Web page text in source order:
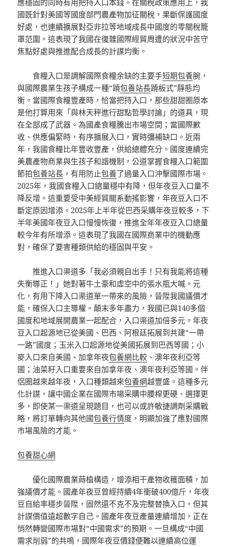
應穩固的同時有用把持入口本錢。在關稅政策應用上，我
國既針對美國等國度部門農產物加征關稅，果斷保護國度
好處，也連續擴展對亞非拉等地域成長中國度的零關稅籠
罩范圍。這表現了我國在復雜國際經貿周遭的狀況中苦守
焦點好處與推進配合成長的計謀均衡。
食糧入口是調解國際食糧余缺的主要手短期包養腕，
與國際農業生孩子構成一種“蹺包養站長蹺板式”靜態均
衡。當國際食糧豐產時，恰當把持入口，那些甜甜圈原本
是他打算用來「與林天秤進行甜點哲學討論」的道具，現
在全部成了武器。為國產食糧騰出市場空間；當國際歉
收、供應偏緊時，有序擴展入口，實時彌補缺口。近兩
年，我國食糧比年豐收豐產，供給總體充分。國度連續完
美農產物商業與生孩子和諧機制，公道掌握食糧入口範圍
節拍包養站長 ，有用防止包養了過量入口沖擊國際市場。
2025年，我國食糧入口總量穩中有降，但年夜豆入口量不
降反增。這重要受中美經貿關系動搖影響，年夜豆入口不
斷定原因增添。2025年上半年從巴西采購年夜豆較多，下
半年美國年夜豆入口慢慢恢復，推進全年年夜豆入口總量
較今年有所增添。這表現了我國在國際商業中的機動應
對，確保了要害種類供給的穩固與平安。
推進入口渠道多「我必須親自出手！只有我能將這種
失衡導正！」她對著牛土豪和虛空中的張水瓶大喊。元
化，有用下降入口渠道單一帶來的風險，晉陞我國議價才
能，確保入口主導權。顛末多年盡力，我國已與140多個
國度和地域展開農業一起配合，入口渠道加倍多元。年夜
豆入口起源地已從美國、巴西、阿根廷拓展到共建“一帶
一路”國度；玉米入口起源地從美國拓展到巴西等國；小
麥入口來自美國、加拿年夜包養網比較 、澳年夜利亞等
國；油菜籽入口重要來自加拿年夜、澳年夜利亞等國。伴
侶圈越來越年夜，入口種類越來包養網越豐盛。這種多元
化計謀，讓中國企業在國際市場采購中腰桿更硬、選擇更
多，即使某一渠道呈現題目，也可以或許敏捷調劑采購戰
略，將訂單轉向其他國包養行情度，明顯加強了應對國際
市場風險的才能。
包養甜心網
優化國際農業蒔植構造，增添相干產物收穫面積，加
強議價才能。國產年夜豆曾經持續4年衝破400億斤，年夜
豆自給率穩步晉陞，固然還不克不及完整替換入口，但其
計謀價值遠超數字自己。國產年夜豆產量連續增加，正在
悄然轉變國際市場對“中國需求”的預期。一旦構成“中國
需求削弱”的共鳴，國際年夜豆價錢便難以連續高位運